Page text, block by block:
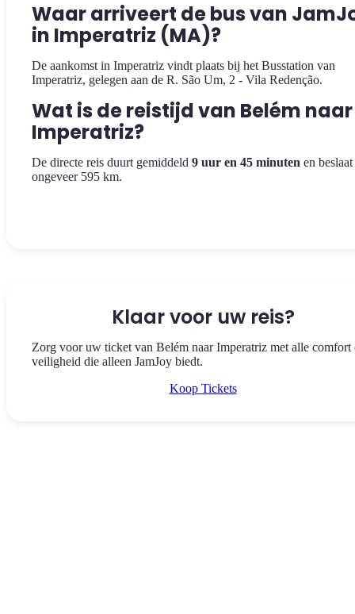
Waar arriveert de bus van
in Imperatriz (MA)?
De aankomst in Imperatriz vindt plaats bij het Busstation van
Imperatriz, gelegen aan de R. São Um, 2 - Vila Redenção.
Wat is de reistijd van Belém naar
Imperatriz?
De directe reis duurt gemiddeld 9 uur en 45 minuten en beslaat
ongeveer 595 km.
Klaar voor uw reis?
Zorg voor uw ticket van Belém naar Imperatriz met alle comfort
veiligheid die alleen JamJoy biedt.
Koop Tickets